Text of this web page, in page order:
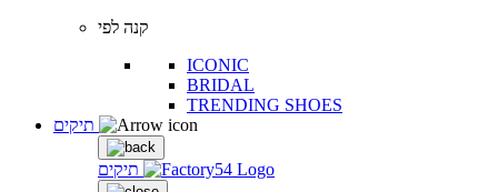
קנה לפי
ICONIC
BRIDAL
TRENDING SHOES
תיקים